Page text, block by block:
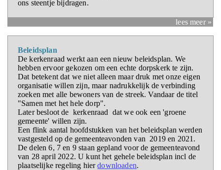
ons steentje bijdragen.
lees meer »
Beleidsplan
De kerkenraad werkt aan een nieuw beleidsplan. We
hebben ervoor gekozen om een echte dorpskerk te zijn.
Dat betekent dat we niet alleen maar druk met onze eigen
organisatie willen zijn, maar nadrukkelijk de verbinding
zoeken met alle bewoners van de streek. Vandaar de titel
"Samen met het hele dorp".
Later besloot de kerkenraad dat we ook een 'groene
gemeente' willen zijn.
Een flink aantal hoofdstukken van het beleidsplan werden
vastgesteld op de gemeenteavonden van 2019 en 2021.
De delen 6, 7 en 9 staan gepland voor de gemeenteavond
van 28 april 2022. U kunt het gehele beleidsplan incl de
plaatselijke regeling hierdownloaden.